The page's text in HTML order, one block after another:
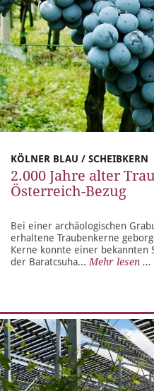
KÖLNER BLAU / SCHEIBKERN
2.000 Jahre alter
Österreich-Bezug
Bei einer archäologischen
erhaltene Traubenkerne
Kerne konnte einer bekannten
der Baratcsuha...Mehr lesen ...